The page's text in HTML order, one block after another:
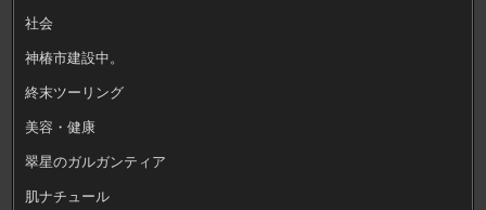
社会
神椿市建設中。
終末ツーリング
美容・健康
翠星のガルガンティア
肌ナチュール